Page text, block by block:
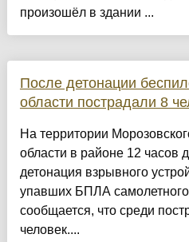
произошёл в здании ...
После детонации
области пострадали 8
На территории
области в районе 12 часов
детонация взрывного
упавших БПЛА
сообщается, что среди
человек....